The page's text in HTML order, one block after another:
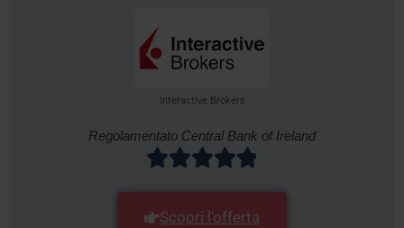
Interactive Brokers
Regolamentato Central Bank of Ireland
Scopri l'offerta